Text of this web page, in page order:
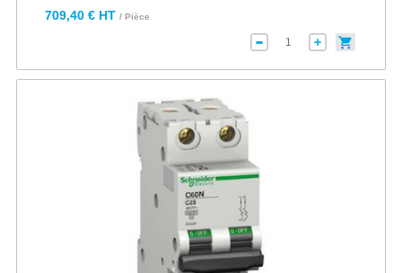
709,40 € HT / Pièce